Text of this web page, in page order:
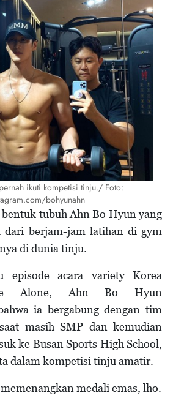
ikuti kompetisi tinju./ Foto:
bohyunahn
bentuk tubuh Ahn Bo Hyun yang
dari berjam-jam latihan di gym
di dunia tinju.
episode acara variety Korea
Alone, Ahn Bo Hyun
ia bergabung dengan tim
masih SMP dan kemudian
ke Busan Sports High School,
dalam kompetisi tinju amatir.
medali emas, lho.